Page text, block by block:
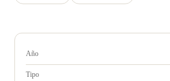
Año
Tipo